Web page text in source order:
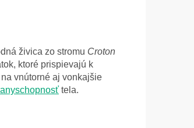
živica zo stromu Croton
ktoré prispievajú k
vnútorné aj vonkajšie
tela.